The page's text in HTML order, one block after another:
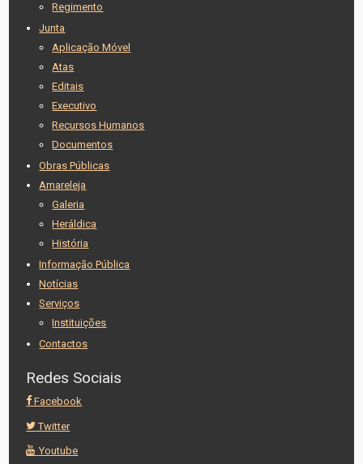
Regimento
Junta
Aplicação Móvel
Atas
Editais
Executivo
Recursos Humanos
Documentos
Obras Públicas
Amareleja
Galeria
Heráldica
História
Informação Pública
Notícias
Serviços
Instituições
Contactos
Redes Sociais
Facebook
Twitter
Youtube